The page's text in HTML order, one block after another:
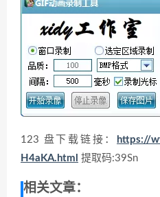
123 盘下载链接：
https://
H4aKA.html 提取码:39Sn
相关文章：